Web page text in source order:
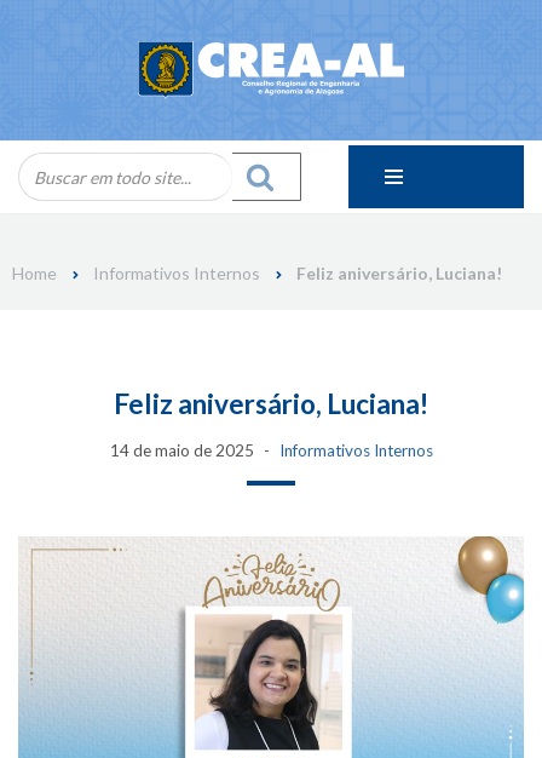
Home Informativos Internos Feliz aniversário, Luciana!
Feliz aniversário, Luciana!
14 de maio de 2025 Informativos Internos